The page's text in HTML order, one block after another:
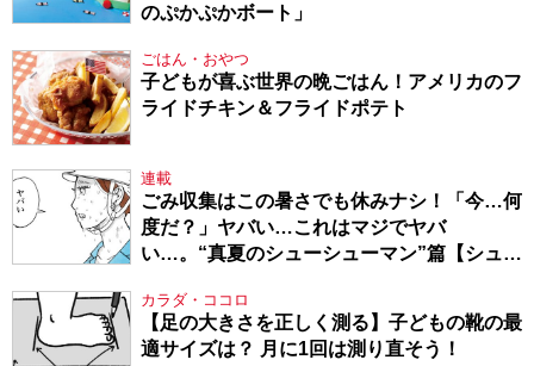
のぷかぷかボート」
ごはん・おやつ
子どもが喜ぶ世界の晩ごはん！アメリカのフ
ライドチキン＆フライドポテト
連載
ごみ収集はこの暑さでも休みナシ！「今…何
度だ？」ヤバい…これはマジでヤバ
い…。“真夏のシューシューマン”篇【シュー
カラダ・ココロ
【足の大きさを正しく測る】子どもの靴の最
適サイズは？ 月に1回は測り直そう！